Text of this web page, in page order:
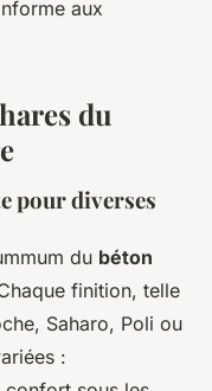
aux
du
pour diverses
du béton
finition, telle
Saharo, Poli ou
: